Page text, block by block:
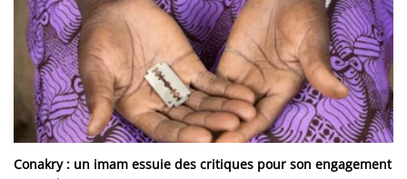
Conakry : un imam essuie des critiques pour son engagement